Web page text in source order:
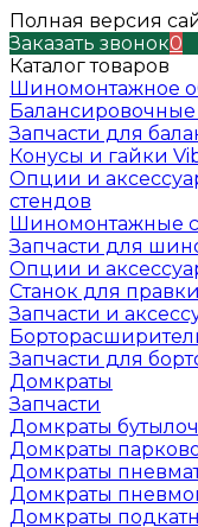
Полная версия
Заказать звонок0
Каталог товаров
Шиномонтажное
Балансировочные
Запчасти для
Конусы и гайки
Опции и
стендов
Шиномонтажные
Запчасти для
Опции и
Станок для
Запчасти и
Запчасти для
Домкраты
Запчасти
Домкраты
Домкраты
Домкраты
Домкраты
Домкраты